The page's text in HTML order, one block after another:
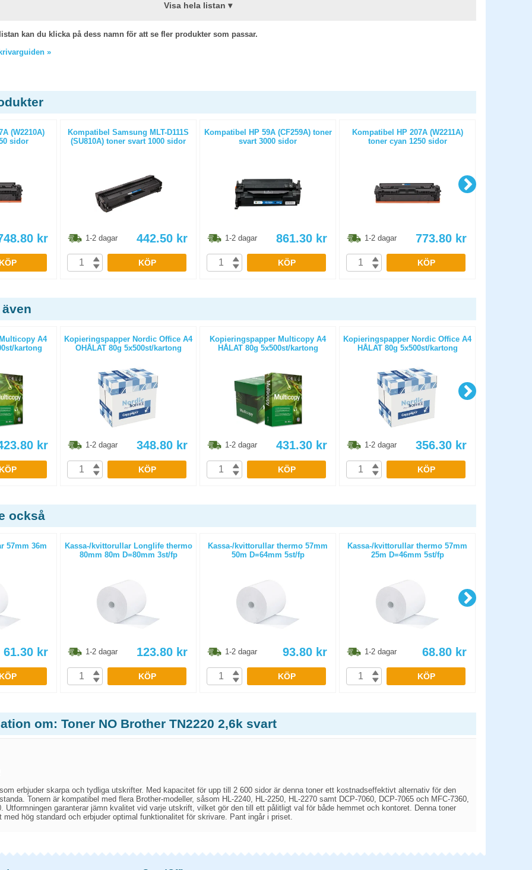
Visa hela listan ▾
kan du klicka på dess namn för att se fler produkter som passar.
»
(W2210A)
sidor
kr
KÖP
Kompatibel Samsung MLT-D111S
(SU810A) toner svart 1000 sidor
1-2 dagar 442.50 kr
KÖP
Kompatibel HP 59A (CF259A) toner
svart 3000 sidor
1-2 dagar 861.30 kr
KÖP
Kompatibel HP 207A (W2211A)
toner cyan 1250 sidor
1-2 dagar 773.80 kr
KÖP
A4
kartong
kr
KÖP
Kopieringspapper Nordic Office A4
OHÅLAT 80g 5x500st/kartong
1-2 dagar 348.80 kr
KÖP
Kopieringspapper Multicopy A4
HÅLAT 80g 5x500st/kartong
1-2 dagar 431.30 kr
KÖP
Kopieringspapper Nordic Office A4
HÅLAT 80g 5x500st/kartong
1-2 dagar 356.30 kr
KÖP
också
57mm 36m
61.30 kr
KÖP
Kassa-/kvittorullar Longlife thermo
80mm 80m D=80mm 3st/fp
1-2 dagar 123.80 kr
KÖP
Kassa-/kvittorullar thermo 57mm
50m D=64mm 5st/fp
1-2 dagar 93.80 kr
KÖP
Kassa-/kvittorullar thermo 57mm
25m D=46mm 5st/fp
1-2 dagar 68.80 kr
KÖP
om: Toner NO Brother TN2220 2,6k svart
erbjuder skarpa och tydliga utskrifter. Med kapacitet för upp till 2 600 sidor är denna toner ett kostnadseffektivt alternativ för den
Tonern är kompatibel med flera Brother-modeller, såsom HL-2240, HL-2250, HL-2270 samt DCP-7060, DCP-7065 och MFC-7360,
Utformningen garanterar jämn kvalitet vid varje utskrift, vilket gör den till ett pålitligt val för både hemmet och kontoret. Denna toner
med hög standard och erbjuder optimal funktionalitet för skrivare. Pant ingår i priset.